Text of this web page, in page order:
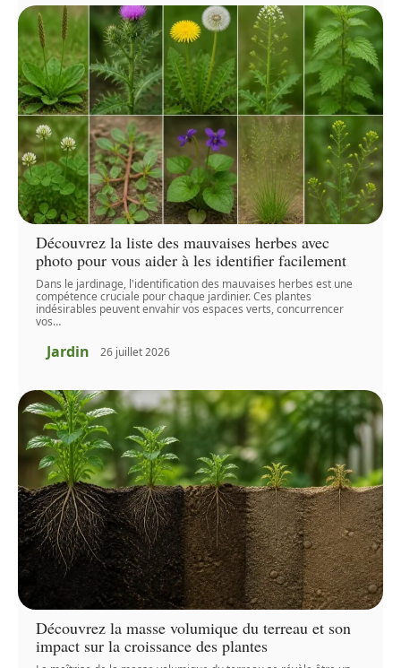
Découvrez la liste des mauvaises herbes avec
photo pour vous aider à les identifier facilement
Dans le jardinage, l'identification des mauvaises herbes est une
compétence cruciale pour chaque jardinier. Ces plantes
indésirables peuvent envahir vos espaces verts, concurrencer
vos…
Jardin 26 juillet 2026
Découvrez la masse volumique du terreau et son
impact sur la croissance des plantes